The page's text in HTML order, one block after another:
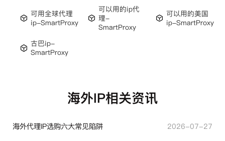
可用全球代理
ip-SmartProxy
可以用的ip代
理-
SmartProxy
可以用的美国
ip-SmartProxy
古巴ip-
SmartProxy
海外IP相关资讯
海外代理IP选购六大常见陷阱
2026-07-27